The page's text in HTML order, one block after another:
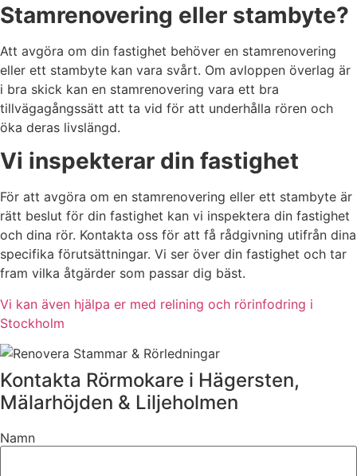
Stamrenovering eller stambyte?
Att avgöra om din fastighet behöver en stamrenovering
eller ett stambyte kan vara svårt. Om avloppen överlag är
i bra skick kan en stamrenovering vara ett bra
tillvägagångssätt att ta vid för att underhålla rören och
öka deras livslängd.
Vi inspekterar din fastighet
För att avgöra om en stamrenovering eller ett stambyte är
rätt beslut för din fastighet kan vi inspektera din fastighet
och dina rör. Kontakta oss för att få rådgivning utifrån dina
specifika förutsättningar. Vi ser över din fastighet och tar
fram vilka åtgärder som passar dig bäst.
Vi kan även hjälpa er med relining och rörinfodring i
Stockholm
Kontakta Rörmokare i Hägersten,
Mälarhöjden & Liljeholmen
Namn